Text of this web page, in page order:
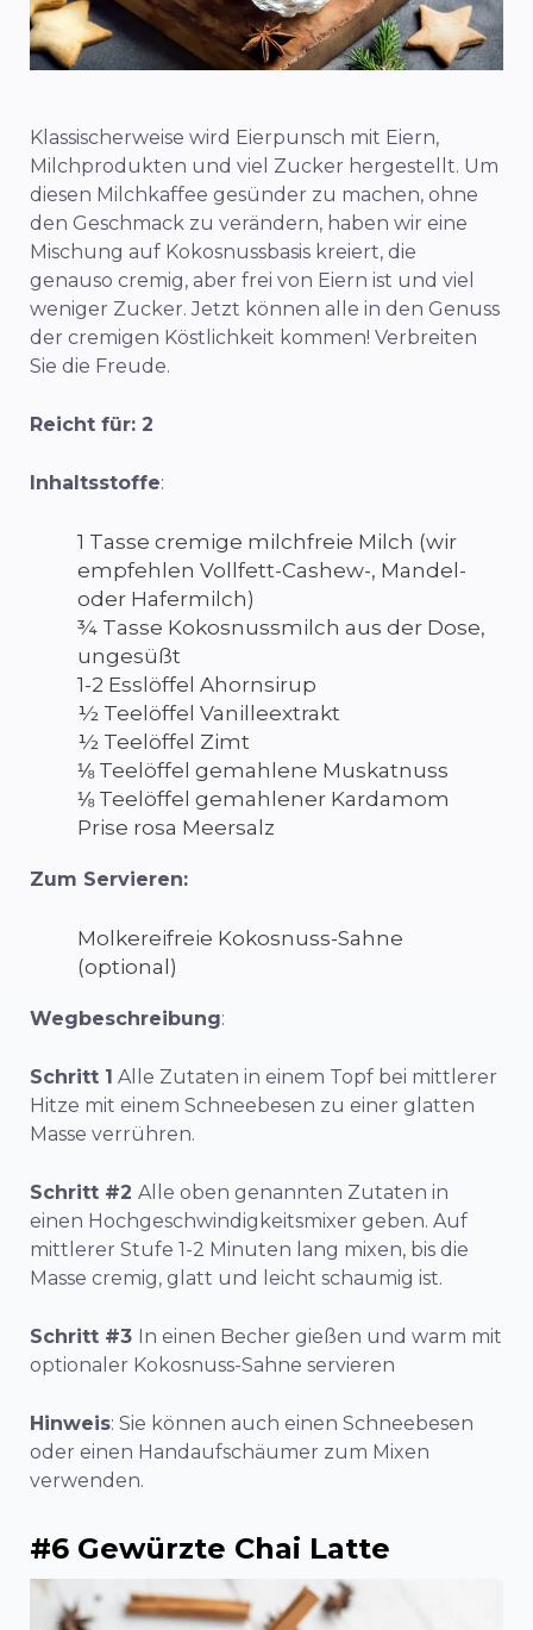
Klassischerweise wird Eierpunsch mit Eiern,
Milchprodukten und viel Zucker hergestellt. Um
diesen Milchkaffee gesünder zu machen, ohne
den Geschmack zu verändern, haben wir eine
Mischung auf Kokosnussbasis kreiert, die
genauso cremig, aber frei von Eiern ist und viel
weniger Zucker. Jetzt können alle in den Genuss
der cremigen Köstlichkeit kommen! Verbreiten
Sie die Freude.
Reicht für: 2
Inhaltsstoffe:
1 Tasse cremige milchfreie Milch (wir
empfehlen Vollfett-Cashew-, Mandel-
oder Hafermilch)
¾ Tasse Kokosnussmilch aus der Dose,
ungesüßt
1-2 Esslöffel Ahornsirup
½ Teelöffel Vanilleextrakt
½ Teelöffel Zimt
⅛ Teelöffel gemahlene Muskatnuss
⅛ Teelöffel gemahlener Kardamom
Prise rosa Meersalz
Zum Servieren:
Molkereifreie Kokosnuss-Sahne
(optional)
Wegbeschreibung:
Schritt 1 Alle Zutaten in einem Topf bei mittlerer
Hitze mit einem Schneebesen zu einer glatten
Masse verrühren.
Schritt #2 Alle oben genannten Zutaten in
einen Hochgeschwindigkeitsmixer geben. Auf
mittlerer Stufe 1-2 Minuten lang mixen, bis die
Masse cremig, glatt und leicht schaumig ist.
Schritt #3 In einen Becher gießen und warm mit
optionaler Kokosnuss-Sahne servieren
Hinweis: Sie können auch einen Schneebesen
oder einen Handaufschäumer zum Mixen
verwenden.
#6 Gewürzte Chai Latte